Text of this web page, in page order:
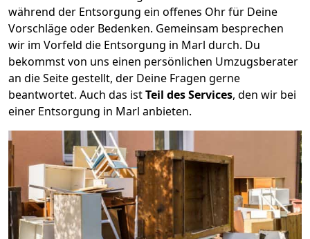
während der Entsorgung ein offenes Ohr für Deine
Vorschläge oder Bedenken. Gemeinsam besprechen
wir im Vorfeld die Entsorgung in Marl durch. Du
bekommst von uns einen persönlichen Umzugsberater
an die Seite gestellt, der Deine Fragen gerne
beantwortet. Auch das istTeil des Services, den wir bei
einer Entsorgung in Marl anbieten.